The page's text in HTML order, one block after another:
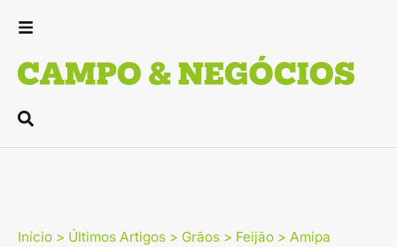
Início > Últimos Artigos > Grãos > Feijão > Amipa